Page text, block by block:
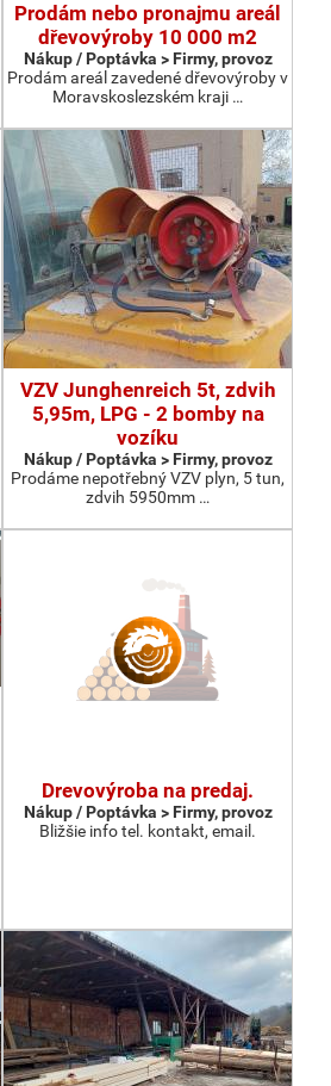
Prodám nebo pronajmu areál
dřevovýroby 10 000 m2
Nákup / Poptávka > Firmy, provoz
Prodám areál zavedené dřevovýroby v
Moravskoslezském kraji …
VZV Junghenreich 5t, zdvih
5,95m, LPG - 2 bomby na
vozíku
Nákup / Poptávka > Firmy, provoz
Prodáme nepotřebný VZV plyn, 5 tun,
zdvih 5950mm …
Drevovýroba na predaj.
Nákup / Poptávka > Firmy, provoz
Bližšie info tel. kontakt, email.